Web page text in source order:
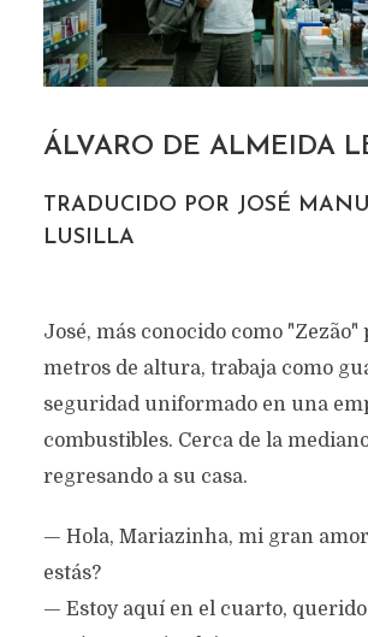
ÁLVARO DE ALMEIDA
TRADUCIDO POR JOSÉ
LUSILLA
José, más conocido como "Zezão"
metros de altura, trabaja como
seguridad uniformado en una
combustibles. Cerca de la
regresando a su casa.
— Hola, Mariazinha, mi gran
estás?
— Estoy aquí en el cuarto, querido